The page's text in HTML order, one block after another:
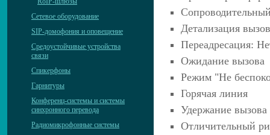
Сетевое оборудование
SIP-домофония и оповещение
Средоустойчивые устройства
связи
Спикерфоны
Гарнитуры
Конференц-системы и системы
синхронного перевода
Радиомикрофонные системы
Детализация
Переадресация:
Ожидание вызова
Режим "Не
Горячая линия
Удержание вызова
Отличительный